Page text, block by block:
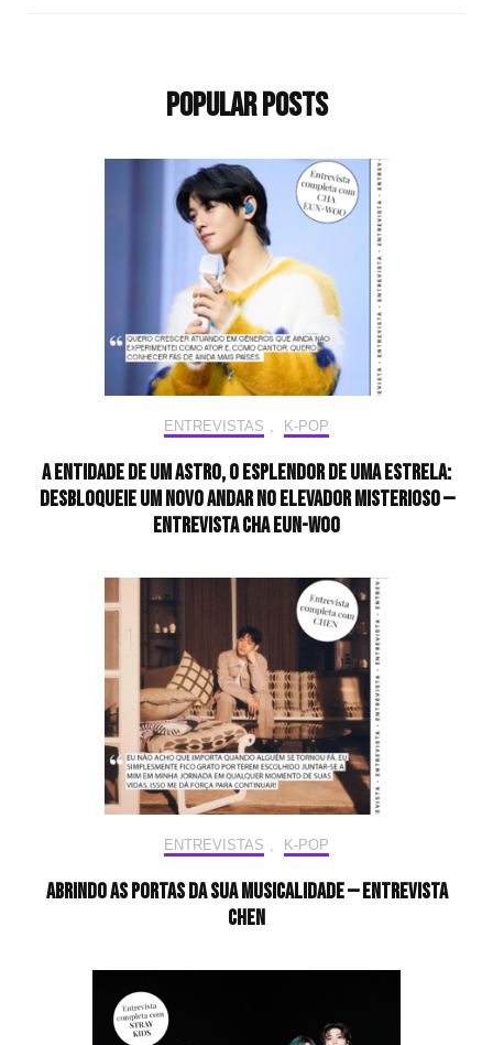
Popular Posts
ENTREVISTAS , K-POP
A entidade de um astro, o esplendor de uma estrela:
desbloqueie um novo andar no elevador misterioso —
Entrevista CHA EUN-WOO
ENTREVISTAS , K-POP
Abrindo as portas da sua musicalidade — Entrevista
CHEN